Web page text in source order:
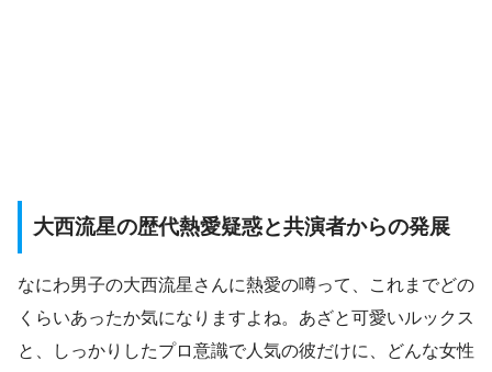
大西流星の歴代熱愛疑惑と共演者からの発展
なにわ男子の大西流星さんに熱愛の噂って、これまでどの
くらいあったか気になりますよね。あざと可愛いルックス
と、しっかりしたプロ意識で人気の彼だけに、どんな女性